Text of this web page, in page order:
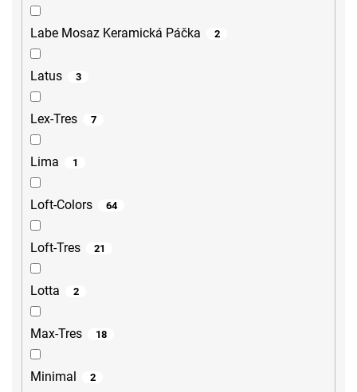
Labe Mosaz Keramická Páčka 2
Latus 3
Lex-Tres 7
Lima 1
Loft-Colors 64
Loft-Tres 21
Lotta 2
Max-Tres 18
Minimal 2